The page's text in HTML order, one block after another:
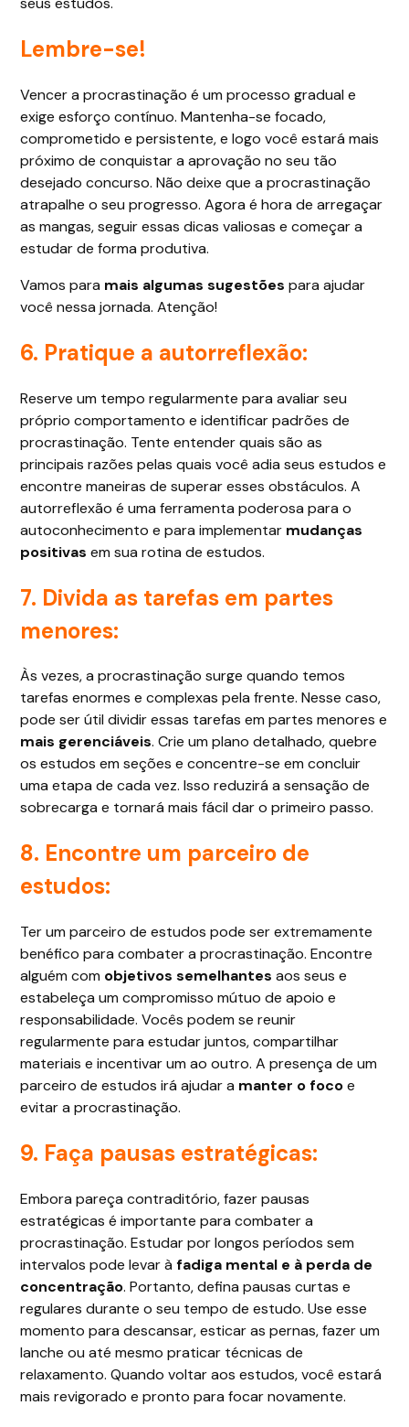
Lembre-se!
Vencer a procrastinação é um processo gradual e
exige esforço contínuo. Mantenha-se focado,
comprometido e persistente, e logo você estará mais
próximo de conquistar a aprovação no seu tão
desejado concurso. Não deixe que a procrastinação
atrapalhe o seu progresso. Agora é hora de arregaçar
as mangas, seguir essas dicas valiosas e começar a
estudar de forma produtiva.
Vamos para mais algumas sugestões para ajudar
você nessa jornada. Atenção!
6. Pratique a autorreflexão:
Reserve um tempo regularmente para avaliar seu
próprio comportamento e identificar padrões de
procrastinação. Tente entender quais são as
principais razões pelas quais você adia seus estudos e
encontre maneiras de superar esses obstáculos. A
autorreflexão é uma ferramenta poderosa para o
autoconhecimento e para implementar mudanças
positivas em sua rotina de estudos.
7. Divida as tarefas em partes
menores:
Às vezes, a procrastinação surge quando temos
tarefas enormes e complexas pela frente. Nesse caso,
pode ser útil dividir essas tarefas em partes menores e
mais gerenciáveis. Crie um plano detalhado, quebre
os estudos em seções e concentre-se em concluir
uma etapa de cada vez. Isso reduzirá a sensação de
sobrecarga e tornará mais fácil dar o primeiro passo.
8. Encontre um parceiro de
estudos:
Ter um parceiro de estudos pode ser extremamente
benéfico para combater a procrastinação. Encontre
alguém com objetivos semelhantes aos seus e
estabeleça um compromisso mútuo de apoio e
responsabilidade. Vocês podem se reunir
regularmente para estudar juntos, compartilhar
materiais e incentivar um ao outro. A presença de um
parceiro de estudos irá ajudar a manter o focoe
evitar a procrastinação.
9. Faça pausas estratégicas:
Embora pareça contraditório, fazer pausas
estratégicas é importante para combater a
procrastinação. Estudar por longos períodos sem
intervalos pode levar àfadiga mental e à perda de
concentração. Portanto, defina pausas curtas e
regulares durante o seu tempo de estudo. Use esse
momento para descansar, esticar as pernas, fazer um
lanche ou até mesmo praticar técnicas de
relaxamento. Quando voltar aos estudos, você estará
mais revigorado e pronto para focar novamente.